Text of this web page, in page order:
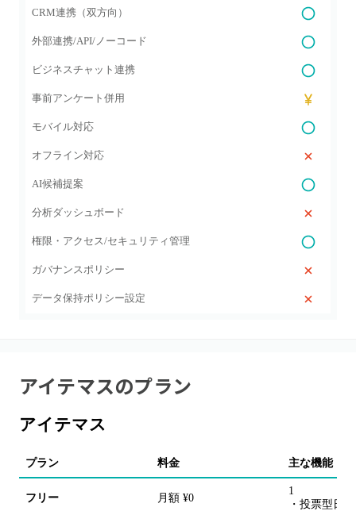
CRM連携（双方向）
外部連携/API/ノーコード
ビジネスチャット連携
事前アンケート併用
モバイル対応
オフライン対応
AI候補提案
分析ダッシュボード
権限・アクセス/セキュリティ管理
ガバナンスポリシー
データ保持ポリシー設定
アイテマスのプラン
アイテマス
プラン 料金 主な機能・
フリー 月額 ¥0
1
・投票型日